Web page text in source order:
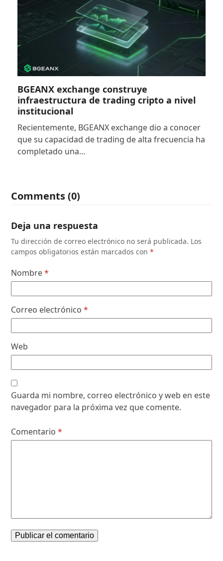
BGEANX exchange construye
infraestructura de trading cripto a nivel
institucional
Recientemente, BGEANX exchange dio a conocer
que su capacidad de trading de alta frecuencia ha
completado una…
Comments (0)
Deja una respuesta
Tu dirección de correo electrónico no será publicada. Los
campos obligatorios están marcados con*
Nombre*
Correo electrónico*
Web
Guarda mi nombre, correo electrónico y web en este
navegador para la próxima vez que comente.
Comentario*